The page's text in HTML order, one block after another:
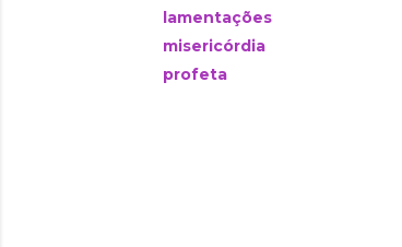
lamentações
misericórdia
profeta